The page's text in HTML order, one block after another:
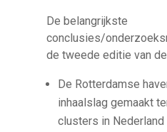
De belangrijkste
conclusies/
de tweede editie van
De Rotterdamse
inhaalslag gemaakt
clusters in